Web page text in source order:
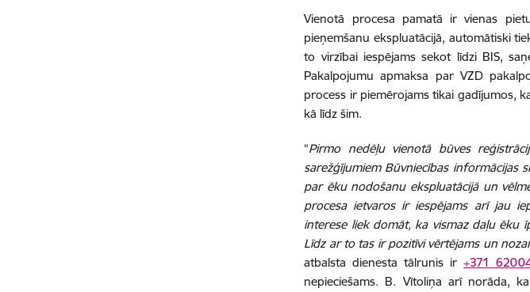
Vienotā procesa pamatā ir vienas
pieņemšanu ekspluatācijā, automātiski
to virzībai iespējams sekot līdzi BIS,
Pakalpojumu apmaksa par VZD
process ir piemērojams tikai gadījumos,
kā līdz šim.
“Pirmo nedēļu vienotā būves
sarežģījumiem Būvniecības informācijas
par ēku nodošanu ekspluatācijā un
procesa ietvaros ir iespējams arī jau
interese liek domāt, ka vismaz daļu ēku
Līdz ar to tas ir pozitīvi vērtējams un
atbalsta dienesta tālrunis ir+371
nepieciešams. B. Vītoliņa arī norāda,